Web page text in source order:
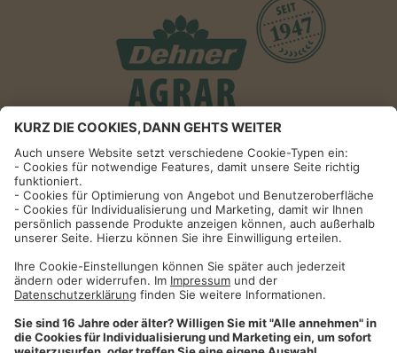
Informationen
Impressum
Datenschutzhinweise
AGB und Widerrufsbelehrung
Dehner Unternehmen
Cookie-Einstellungen